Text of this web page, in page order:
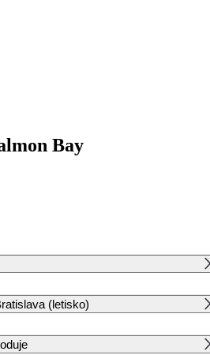
Bay
(letisko)